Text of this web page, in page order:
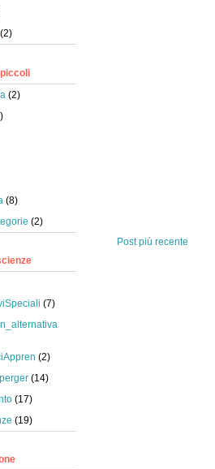
Post più recente
(2)
(2)
(8)
(2)
(7)
(2)
(14)
(17)
(19)